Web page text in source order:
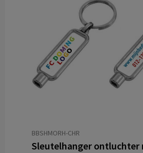
BBSHMORH-CHR
Sleutelhanger ontluchter